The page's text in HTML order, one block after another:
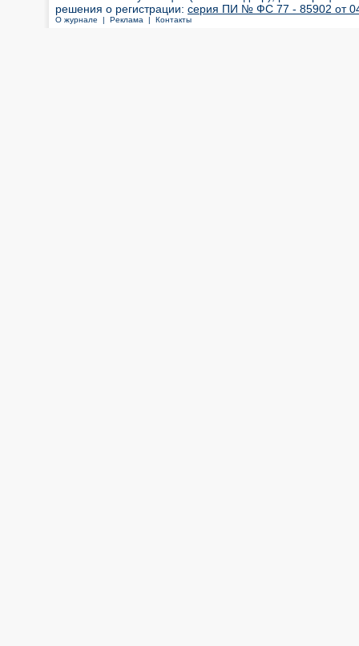
решения о регистрации: серия ПИ № ФС 77 - 85902 от 04
О журнале | Реклама | Контакты